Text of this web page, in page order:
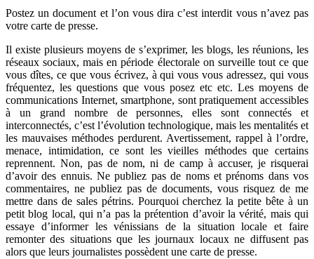
Postez un document et l’on vous dira c’est interdit vous n’avez pas
votre carte de presse.
Il existe plusieurs moyens de s’exprimer, les blogs, les réunions, les
réseaux sociaux, mais en période électorale on surveille tout ce que
vous dîtes, ce que vous écrivez, à qui vous vous adressez, qui vous
fréquentez, les questions que vous posez etc etc. Les moyens de
communications Internet, smartphone, sont pratiquement accessibles
à un grand nombre de personnes, elles sont connectés et
interconnectés, c’est l’évolution technologique, mais les mentalités et
les mauvaises méthodes perdurent. Avertissement, rappel à l’ordre,
menace, intimidation, ce sont les vieilles méthodes que certains
reprennent. Non, pas de nom, ni de camp à accuser, je risquerai
d’avoir des ennuis. Ne publiez pas de noms et prénoms dans vos
commentaires, ne publiez pas de documents, vous risquez de me
mettre dans de sales pétrins. Pourquoi cherchez la petite bête à un
petit blog local, qui n’a pas la prétention d’avoir la vérité, mais qui
essaye d’informer les vénissians de la situation locale et faire
remonter des situations que les journaux locaux ne diffusent pas
alors que leurs journalistes possèdent une carte de presse.